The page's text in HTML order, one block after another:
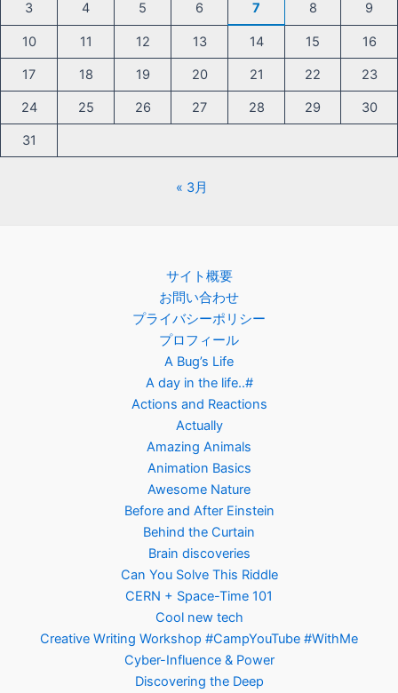
3 4 5 6 7 8 9
10 11 12 13 14 15 16
17 18 19 20 21 22 23
24 25 26 27 28 29 30
31
« 3月
サイト概要
お問い合わせ
プライバシーポリシー
プロフィール
A Bug’s Life
A day in the life..#
Actions and Reactions
Actually
Amazing Animals
Animation Basics
Awesome Nature
Before and After Einstein
Behind the Curtain
Brain discoveries
Can You Solve This Riddle
CERN + Space-Time 101
Cool new tech
Creative Writing Workshop #CampYouTube #WithMe
Cyber-Influence & Power
Discovering the Deep